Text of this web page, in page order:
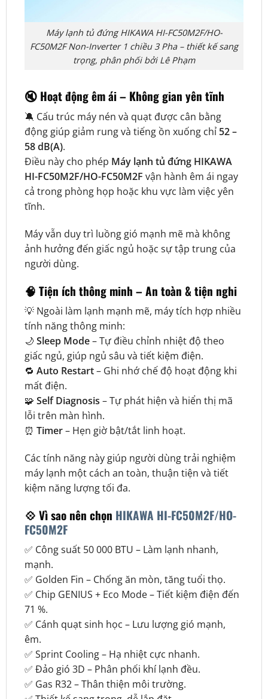
Máy lạnh tủ đứng HIKAWA HI-FC50M2F/HO-
FC50M2F Non-Inverter 1 chiều 3 Pha – thiết kế sang
trọng, phân phối bởi Lê Phạm
🔇 Hoạt động êm ái – Không gian yên tĩnh
🔕 Cấu trúc máy nén và quạt được cân bằng
động giúp giảm rung và tiếng ồn xuống chỉ 52 –
58 dB(A).
Điều này cho phép Máy lạnh tủ đứng HIKAWA
HI-FC50M2F/HO-FC50M2F vận hành êm ái ngay
cả trong phòng họp hoặc khu vực làm việc yên
tĩnh.
Máy vẫn duy trì luồng gió mạnh mẽ mà không
ảnh hưởng đến giấc ngủ hoặc sự tập trung của
người dùng.
🧠 Tiện ích thông minh – An toàn & tiện nghi
💡 Ngoài làm lạnh mạnh mẽ, máy tích hợp nhiều
tính năng thông minh:
🌙 Sleep Mode– Tự điều chỉnh nhiệt độ theo
giấc ngủ, giúp ngủ sâu và tiết kiệm điện.
🔁 Auto Restart– Ghi nhớ chế độ hoạt động khi
mất điện.
🧩 Self Diagnosis – Tự phát hiện và hiển thị mã
lỗi trên màn hình.
⏰ Timer– Hẹn giờ bật/tắt linh hoạt.
Các tính năng này giúp người dùng trải nghiệm
máy lạnh một cách an toàn, thuận tiện và tiết
kiệm năng lượng tối đa.
💠 Vì sao nên chọn HIKAWA HI-FC50M2F/HO-
FC50M2F
✅ Công suất 50 000 BTU – Làm lạnh nhanh,
mạnh.
✅ Golden Fin – Chống ăn mòn, tăng tuổi thọ.
✅ Chip GENIUS + Eco Mode – Tiết kiệm điện đến
71 %.
✅ Cánh quạt sinh học – Lưu lượng gió mạnh,
êm.
✅ Sprint Cooling – Hạ nhiệt cực nhanh.
✅ Đảo gió 3D – Phân phối khí lạnh đều.
✅ Gas R32 – Thân thiện môi trường.